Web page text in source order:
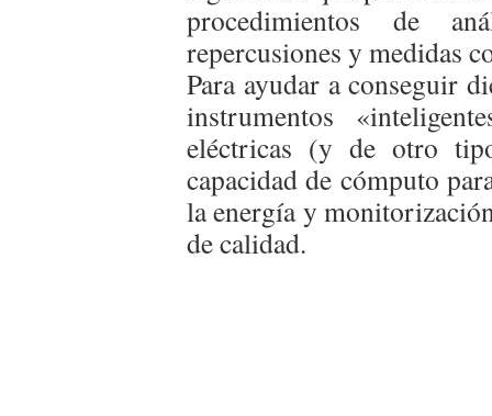
procedimientos de
repercusiones y medidas
Para ayudar a conseguir
instrumentos
eléctricas (y de otro
capacidad de cómputo
la energía y
de calidad.